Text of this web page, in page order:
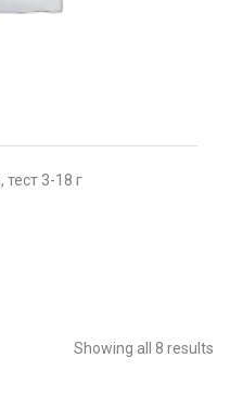
3-18 г
Showing all 8 results